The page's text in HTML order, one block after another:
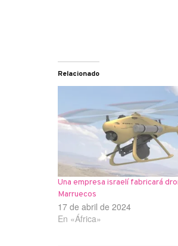
Relacionado
Una empresa israelí fabricará
Marruecos
17 de abril de 2024
En «África»